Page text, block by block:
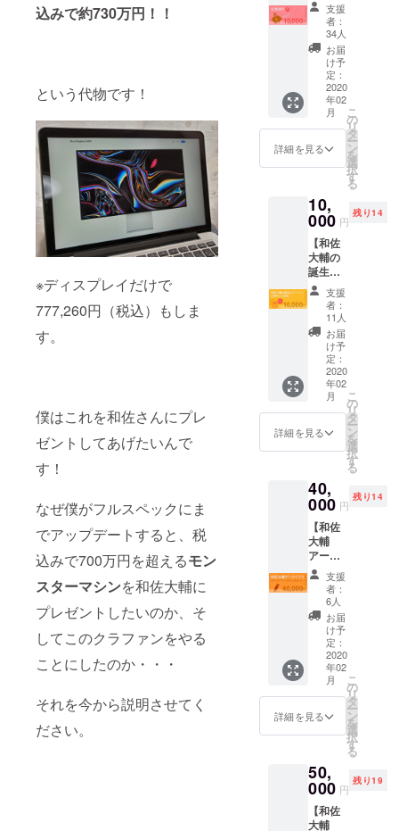
込みで約730万円！！
という代物です！
※ディスプレイだけで
777,260円（税込）もしま
す。
僕はこれを和佐さんにプレ
ゼントしてあげたいんで
す！
なぜ僕がフルスペックにま
でアップデートすると、税
込みで700万円を超えるモン
スターマシンを和佐大輔に
プレゼントしたいのか、そ
してこのクラファンをやる
ことにしたのか・・・
それを今から説明させてく
ださい。
入くだ
さい。
また、
本プロ
ジェク
トの結
果発表
ライブ
の際に
お名前
を呼び
上げさ
せて頂
本プロ
ジェク
トの結
果を
Facebo
okの投
稿で報
告する
際にク
レジッ
トとし
て明記
させて
頂きま
す。 ※
支援
時、必
お名前
をご記
入くだ
さい。
大輔の
誕生を
「祝
う」お
気持ち
に感謝
し、
MacPro
開封動
画を
YouTub
eで公開
に概要
欄にク
レジッ
トさせ
て頂き
ます。
また、
本プロ
ジェク
トの結
果発表
ライブ
の際に
お名前
を呼び
上げさ
せて頂
本プロ
ジェク
トの結
果を
Facebo
okの投
稿で報
告する
際にク
レジッ
トとし
て明記
させて
頂きま
す。さ
らにさ
らに、
CAMPF
セージ
機能で
お礼の
メッ
支援
者：
34人
お届
け予
定：
2020
年02
月
詳細を見る
こ
の
リ
タ
ー
ン
を
選
択
す
る
10,
000 円
残り14
【和佐
大輔の
誕生日
パー
ティ@
神戸 に
ご招
待】※追
加 来た
る２月
２５
日、和
佐大輔
の誕生
日にさ
さやか
ります
がパー
ティを
開催す
ること
になり
まし
た！こ
ちらの
リター
ンでは
誕生日
パー
ティに
ご招待
させて
頂きま
所で軽
く祝杯
を上
げ、そ
支援
者：
11人
お届
け予
定：
2020
年02
月
詳細を見る
こ
の
リ
タ
ー
ン
を
選
択
す
る
40,
000 円
残り14
【和佐
大輔
アーカ
イブス
「ス
トー
リー
マーケ
ティン
グセミ
ナー」
らは和
佐大輔
が２０
１８年
した
「ス
トー
リー
マーケ
支援
者：
6人
お届
け予
定：
2020
年02
月
詳細を見る
こ
の
リ
タ
ー
ン
を
選
択
す
る
50,
000 円
残り19
【和佐
大輔